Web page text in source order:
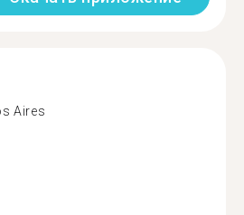
Aires